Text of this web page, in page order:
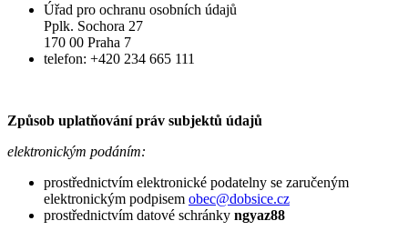
Úřad pro ochranu osobních údajů
Pplk. Sochora 27
170 00 Praha 7
telefon: +420 234 665 111
Způsob uplatňování práv subjektů údajů
elektronickým podáním:
prostřednictvím elektronické podatelny se zaručeným
elektronickým podpisem obec@dobsice.cz
prostřednictvím datové schránky ngyaz88